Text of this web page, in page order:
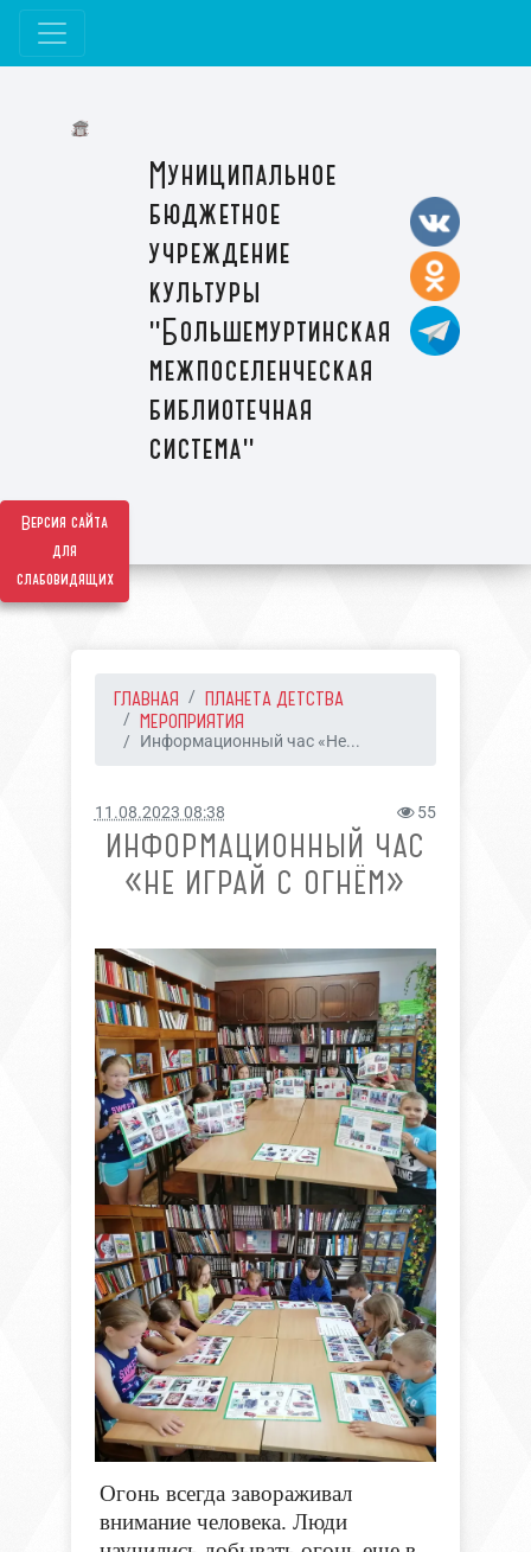
Версия сайта
для
слабовидящих
Муниципальное
бюджетное
учреждение
культуры
"Большемуртинская
межпоселенческая
библиотечная
система"
ГЛАВНАЯ
ПЛАНЕТА ДЕТСТВА
МЕРОПРИЯТИЯ
Информационный час «Не...
11.08.2023 08:38 55
ИНФОРМАЦИОННЫЙ ЧАС
«НЕ ИГРАЙ С ОГНЁМ»
Огонь всегда завораживал
внимание человека. Люди